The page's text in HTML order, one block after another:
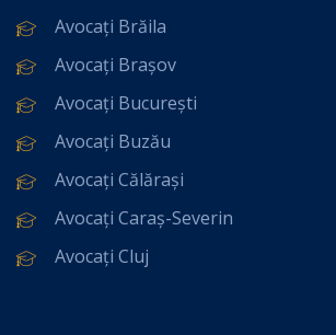
Avocați Brăila
Avocați Brașov
Avocați București
Avocați Buzău
Avocați Călărași
Avocați Caraș-Severin
Avocați Cluj